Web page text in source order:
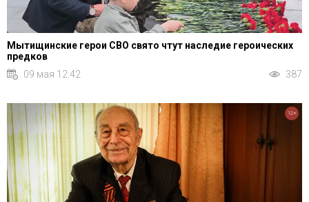
Мытищинские герои СВО свято чтут наследие героических
предков
09 мая 12:42
387
12+